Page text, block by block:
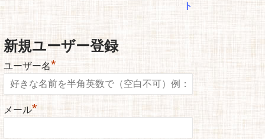
ト
新規ユーザー登録
ユーザー名*
メール*